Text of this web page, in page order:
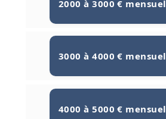
2000 à 3000 € mensuel
3000 à 4000 € mensuel
4000 à 5000 € mensuel